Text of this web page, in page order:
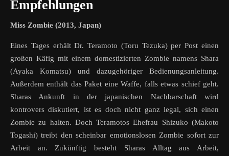
Empfehlungen
Miss Zombie (2013, Japan)
Eines Tages erhält Dr. Teramoto (Toru Tezuka) per Post einen
großen Käfig mit einem domestizierten Zombie namens Shara
(Ayaka Komatsu) und dazugehöriger Bedienungsanleitung.
Außerdem enthält das Paket eine Waffe, falls etwas schief geht.
Sharas Ankunft in der japanischen Nachbarschaft wird
kontrovers diskutiert, ist es doch nicht ganz legal, sich einen
Zombie zu halten. Doch Teramotos Ehefrau Shizuko (Makoto
Togashi) treibt den scheinbar emotionslosen Zombie sofort zur
Arbeit an. Zukünftig besteht Sharas Alltag aus Arbeit,